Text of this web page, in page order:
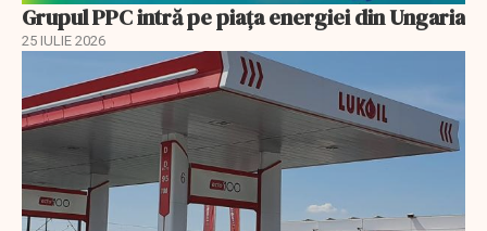
Grupul PPC intră pe piața energiei din Ungaria
25 IULIE 2026